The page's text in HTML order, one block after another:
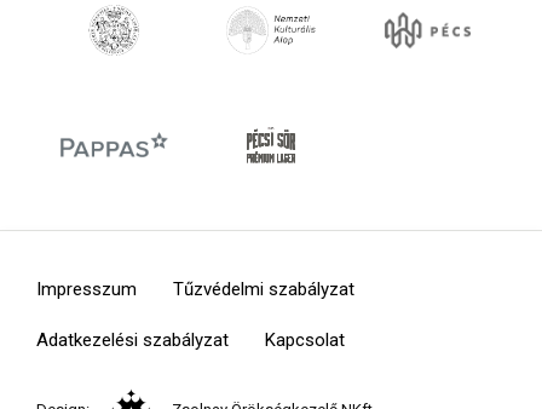
Impresszum Tűzvédelmi szabályzat
Adatkezelési szabályzat Kapcsolat